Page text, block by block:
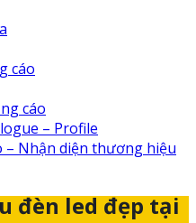
cáo
cáo
– Profile
– Nhận diện thương hiệu
đèn led đẹp tại